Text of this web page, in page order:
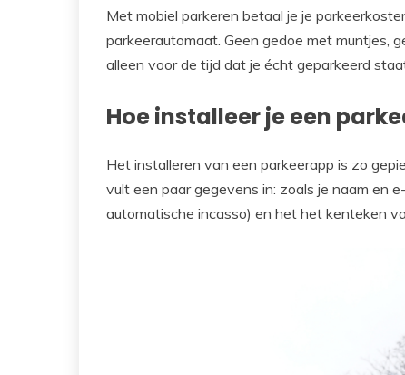
Met mobiel parkeren betaal je je
parkeerautomaat. Geen gedoe met muntjes,
alleen voor de tijd dat je écht geparkeerd
Hoe installeer je een
Het installeren van een parkeerapp is zo
vult een paar gegevens in: zoals je naam en
automatische incasso) en het het kenteken